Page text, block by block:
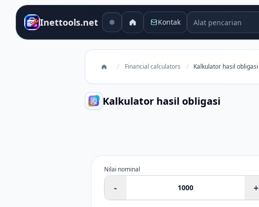
Inettools.net Kontak Alat pencarian
/ Financial calculators / Kalkulator hasil obligasi
Kalkulator hasil obligasi
Nilai nominal
- +